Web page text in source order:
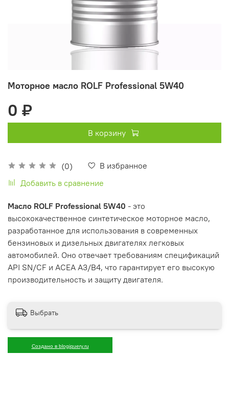
Моторное масло ROLF Professional 5W40
(0)
В избранное
Добавить в сравнение
0 ₽
В корзину
Масло ROLF Professional 5W40 - это
высококачественное синтетическое моторное масло,
разработанное для использования в современных
бензиновых и дизельных двигателях легковых
автомобилей. Оно отвечает требованиям спецификаций
API SN/CF и ACEA A3/B4, что гарантирует его высокую
производительность и защиту двигателя.
Выбрать
Создано в blogjquery.ru